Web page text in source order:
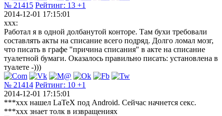
№ 21415 Рейтинг: 13 +1
2014-12-01 17:15:01
xxx:
Работал я в одной долбанутой конторе. Там бухи требовали
составлять акты на списание всего подряд. Долго ломал мозг,
что писать в графе "причина списания" в акте на списание
туалетной бумаги. Оказалось правильно писать: установлена в
туалете -)))
№ 21414 Рейтинг: 10 +1
2014-12-01 17:15:01
***xxx нашел LaTeX под Android. Сейчас начнется секс.
***xxx знает толк в извращениях